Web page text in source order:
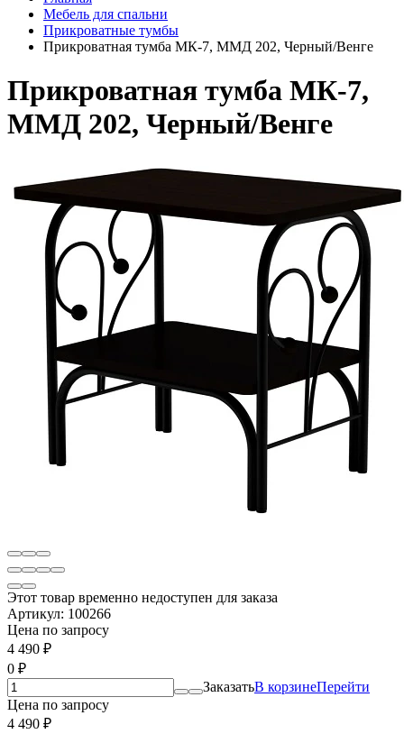
Мебель для спальни
Прикроватные тумбы
Прикроватная тумба МК-7, ММД 202, Черный/Венге
Прикроватная тумба МК-7,
ММД 202, Черный/Венге
Этот товар временно недоступен для заказа
Артикул: 100266
Цена по запросу
4 490 ₽
0 ₽
ЗаказатьВ корзинеПерейти
Цена по запросу
4 490 ₽